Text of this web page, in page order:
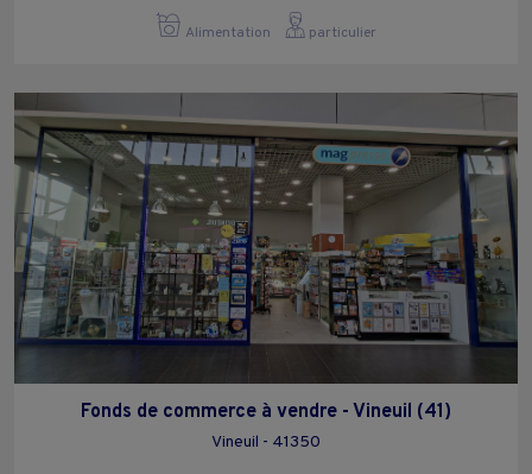
Alimentation particulier
Fonds de commerce à vendre - Vineuil (41)
Vineuil - 41350